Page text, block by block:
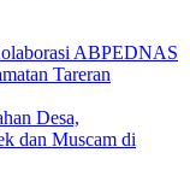
ABPEDNAS
Tareran
Desa,
dan Muscam di